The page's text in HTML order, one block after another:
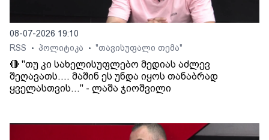
08-07-2026 19:10
RSS
• პოლიტიკა • "თავისუფალი თემა"
🔴 "თუ კი სახელისუფლებო მედიას აძლევ
შეღავათს.... მაშინ ეს უნდა იყოს თანაბრად
ყველასთვის..." - ლაშა ჯიოშვილი